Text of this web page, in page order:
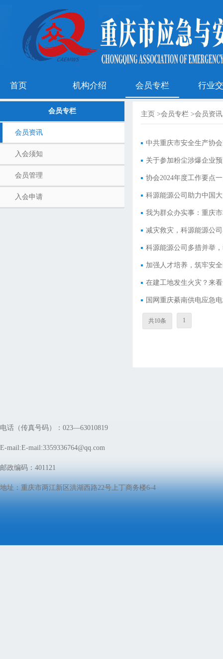
首页 机构介绍 会员专栏 行业
会员专栏
会员资讯
入会须知
会员管理
入会申请
主页 >会员专栏 >会员资讯
中共重庆市安全生产协
关于参加粉尘涉爆企业
协会2024年度工作要点
科源能源公司助力中国
我为群众办实事：重庆
减灾救灾，科源能源公
科源能源公司多措并举
加强人才培养，筑牢安
在建工地发生火灾？来
国网重庆綦南供电应急
共10条 1
电话（传真号码）：023—63010819
E-mail:E-mail:3359336764@qq.com
邮政编码：401121
地址：重庆市两江新区洪湖西路22号上丁商务楼6-4